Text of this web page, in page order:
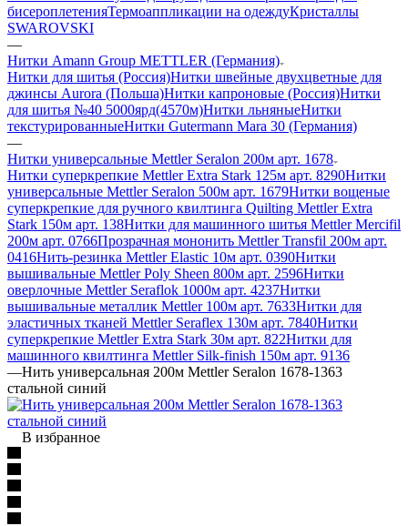
бисероплетенияТермоаппликации на одеждуКристаллы
SWAROVSKI
—
Нитки Amann Group METTLER (Германия)
Нитки для шитья (Россия)Нитки швейные двухцветные для
джинсы Aurora (Польша)Нитки капроновые (Россия)Нитки
для шитья №40 5000ярд(4570м)Нитки льняныеНитки
текстурированныеНитки Gutermann Mara 30 (Германия)
—
Нитки универсальные Mettler Seralon 200м арт. 1678
Нитки суперкрепкие Mettler Extra Stark 125м арт. 8290Нитки
универсальные Mettler Seralon 500м арт. 1679Нитки вощеные
суперкрепкие для ручного квилтинга Quilting Mettler Extra
Stark 150м арт. 138Нитки для машинного шитья Mettler Mercifil
200м арт. 0766Прозрачная мононить Mettler Transfil 200м арт.
0416Нить-резинка Mettler Elastic 10м арт. 0390Нитки
вышивальные Mettler Poly Sheen 800м арт. 2596Нитки
оверлочные Mettler Seraflok 1000м арт. 4237Нитки
вышивальные металлик Mettler 100м арт. 7633Нитки для
эластичных тканей Mettler Seraflex 130м арт. 7840Нитки
суперкрепкие Mettler Extra Stark 30м арт. 822Нитки для
машинного квилтинга Mettler Silk-finish 150м арт. 9136
—Нить универсальная 200м Mettler Seralon 1678-1363
стальной синий
В избранное